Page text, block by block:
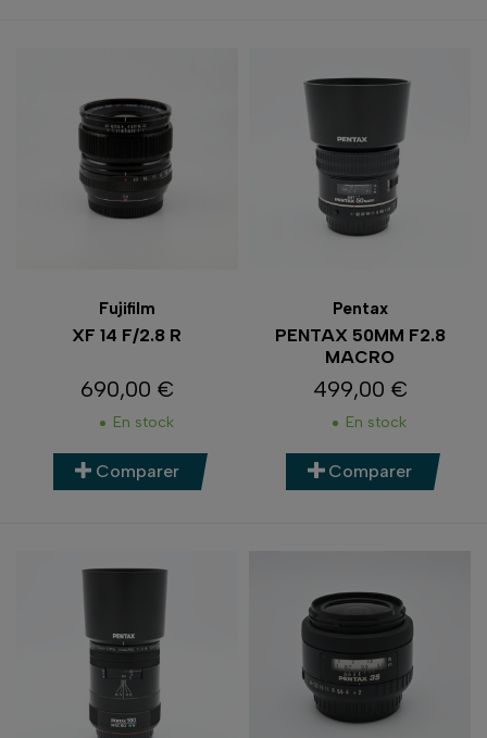
Fujifilm
XF 14 F/2.8 R
Prix
690,00 €
En stock
Comparer
Pentax
PENTAX 50MM F2.8
MACRO
Prix
499,00 €
En stock
Comparer